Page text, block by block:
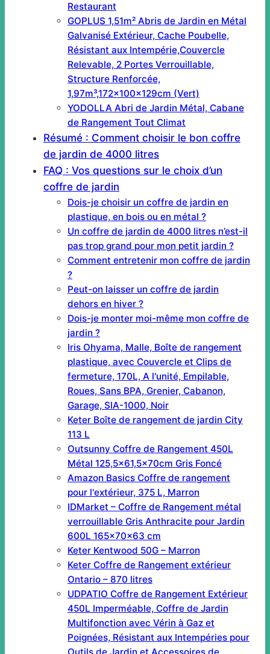
Restaurant
GOPLUS 1,51m² Abris de Jardin en Métal
Galvanisé Extérieur, Cache Poubelle,
Résistant aux Intempérie,Couvercle
Relevable, 2 Portes Verrouillable,
Structure Renforcée,
1,97m³,172x100x129cm (Vert)
YODOLLA Abri de Jardin Métal, Cabane
de Rangement Tout Climat
Résumé : Comment choisir le bon coffre
de jardin de 4000 litres
FAQ : Vos questions sur le choix d’un
coffre de jardin
Dois-je choisir un coffre de jardin en
plastique, en bois ou en métal ?
Un coffre de jardin de 4000 litres n’est-il
pas trop grand pour mon petit jardin ?
Comment entretenir mon coffre de jardin
?
Peut-on laisser un coffre de jardin
dehors en hiver ?
Dois-je monter moi-même mon coffre de
jardin ?
Iris Ohyama, Malle, Boîte de rangement
plastique, avec Couvercle et Clips de
fermeture, 170L, A l'unité, Empilable,
Roues, Sans BPA, Grenier, Cabanon,
Garage, SIA-1000, Noir
Keter Boîte de rangement de jardin City
113 L
Outsunny Coffre de Rangement 450L
Métal 125,5×61,5x70cm Gris Foncé
Amazon Basics Coffre de rangement
pour l'extérieur, 375 L, Marron
IDMarket – Coffre de Rangement métal
verrouillable Gris Anthracite pour Jardin
600L 165x70x63 cm
Keter Kentwood 50G – Marron
Keter Coffre de Rangement extérieur
Ontario – 870 litres
UDPATIO Coffre de Rangement Extérieur
450L Imperméable, Coffre de Jardin
Multifonction avec Vérin à Gaz et
Poignées, Résistant aux Intempéries pour